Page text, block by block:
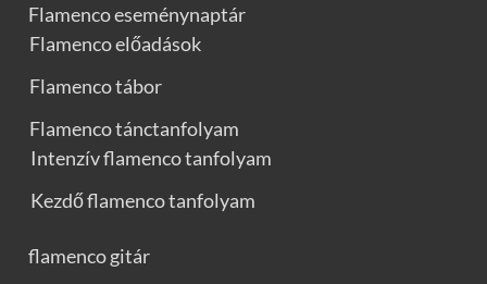
Flamenco eseménynaptár
Flamenco előadások
Flamenco tábor
Flamenco tánctanfolyam
Intenzív flamenco tanfolyam
Kezdő flamenco tanfolyam
flamenco gitár